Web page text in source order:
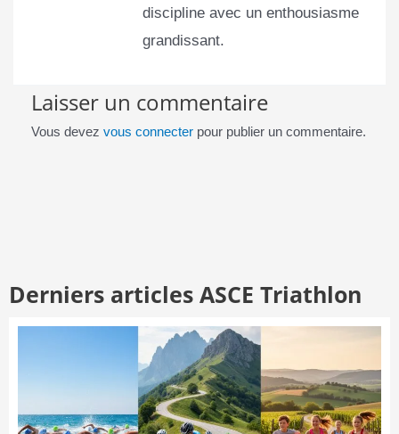
discipline avec un enthousiasme
grandissant.
Laisser un commentaire
Vous devez vous connecterpour publier un commentaire.
Derniers articles ASCE Triathlon